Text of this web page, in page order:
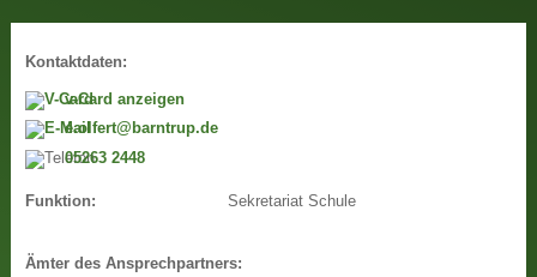
Kontaktdaten:
v-Card anzeigen
e.olfert@barntrup.de
05263 2448
Funktion: Sekretariat Schule
Ämter des Ansprechpartners: